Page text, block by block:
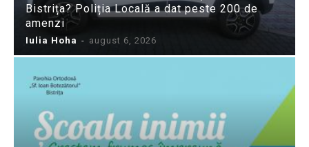
Bistrița? Poliția Locală a dat peste 200 de
amenzi
Iulia Hoha - august 6, 2026